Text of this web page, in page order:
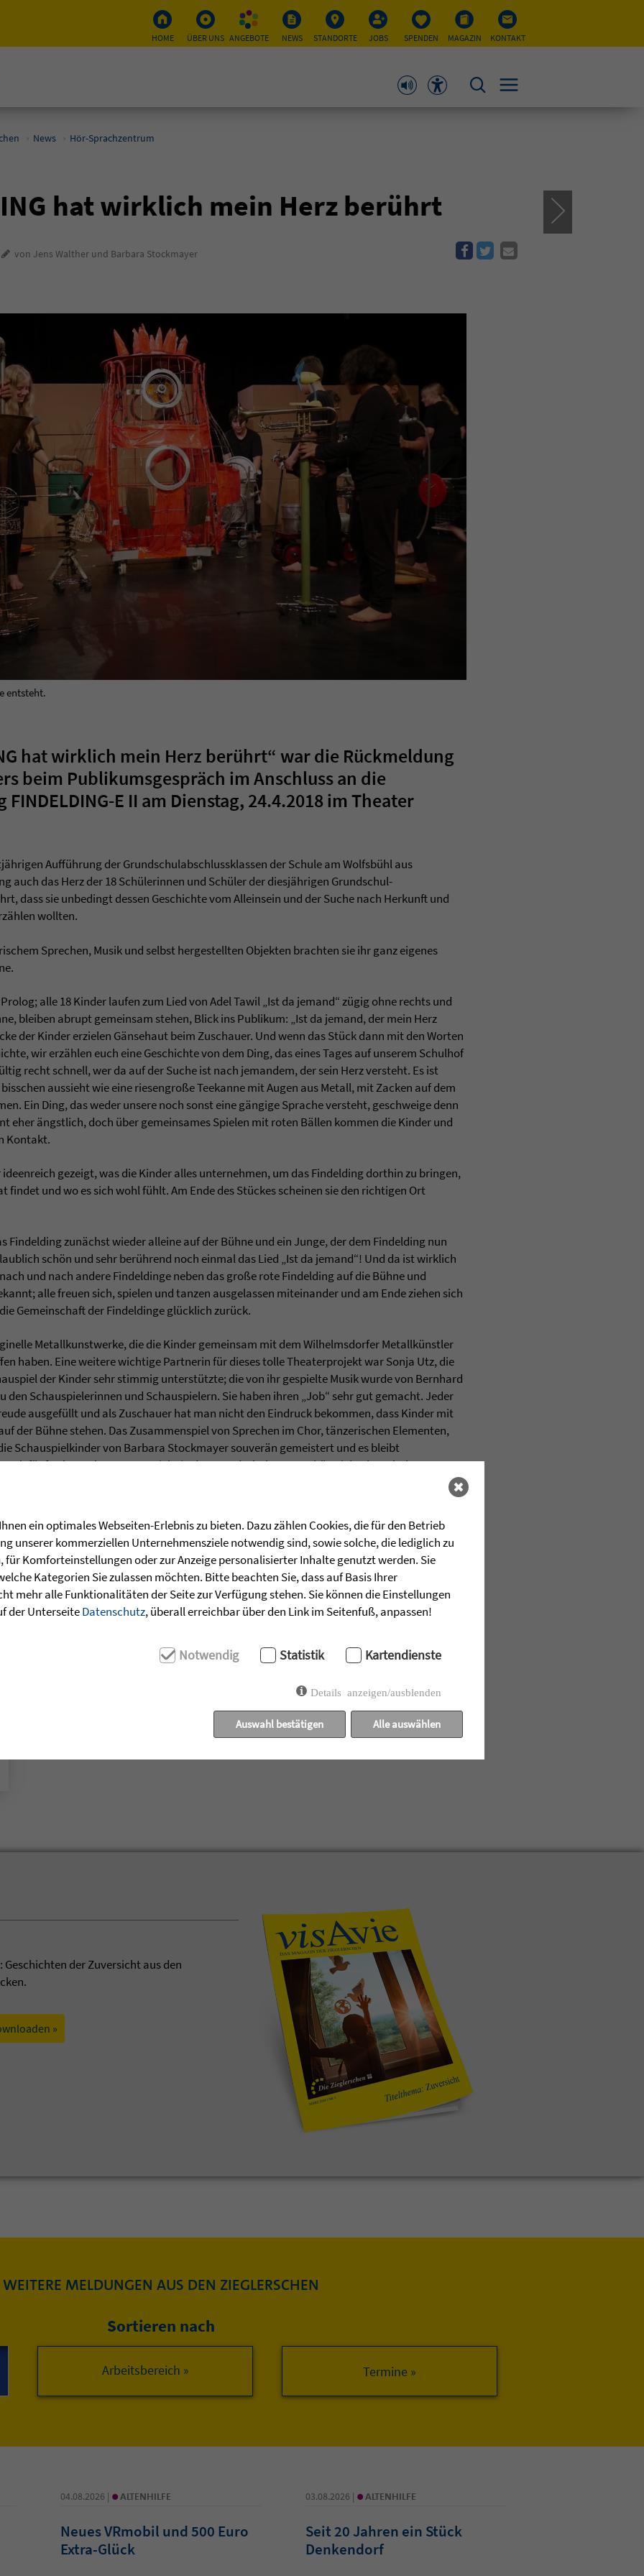
HOME ÜBER UNS ANGEBOTE NEWS STANDORTE JOBS SPENDEN MAGAZIN KONTAKT
News Hör-Sprachzentrum
hat wirklich mein Herz berührt
von Jens Walther und Barbara Stockmayer
entsteht.
hat wirklich mein Herz berührt“ war die Rückmeldung
beim Publikumsgespräch im Anschluss an die
E II am Dienstag, 24.4.2018 im Theater
Aufführung der Grundschulabschlussklassen der Schule am Wolfsbühl aus
auch das Herz der 18 Schülerinnen und Schüler der diesjährigen Grundschul-
dass sie unbedingt dessen Geschichte vom Alleinsein und der Suche nach Herkunft und
wollten.
Sprechen, Musik und selbst hergestellten Objekten brachten sie ihr ganz eigenes
alle 18 Kinder laufen zum Lied von Adel Tawil „Ist da jemand“ zügig ohne rechts und
bleiben abrupt gemeinsam stehen, Blick ins Publikum: „Ist da jemand, der mein Herz
der Kinder erzielen Gänsehaut beim Zuschauer. Und wenn das Stück dann mit den Worten
wir erzählen euch eine Geschichte von dem Ding, das eines Tages auf unserem Schulhof
recht schnell, wer da auf der Suche ist nach jemandem, der sein Herz versteht. Es ist
aussieht wie eine riesengroße Teekanne mit Augen aus Metall, mit Zacken auf dem
Ein Ding, das weder unsere noch sonst eine gängige Sprache versteht, geschweige denn
eher ängstlich, doch über gemeinsames Spielen mit roten Bällen kommen die Kinder und
Kontakt.
gezeigt, was die Kinder alles unternehmen, um das Findelding dorthin zu bringen,
findet und wo es sich wohl fühlt. Am Ende des Stückes scheinen sie den richtigen Ort
Findelding zunächst wieder alleine auf der Bühne und ein Junge, der dem Findelding nun
schön und sehr berührend noch einmal das Lied „Ist da jemand“! Und da ist wirklich
und nach andere Findeldinge neben das große rote Findelding auf die Bühne und
alle freuen sich, spielen und tanzen ausgelassen miteinander und am Ende ziehen sich
Gemeinschaft der Findeldinge glücklich zurück.
Metallkunstwerke, die die Kinder gemeinsam mit dem Wilhelmsdorfer Metallkünstler
haben. Eine weitere wichtige Partnerin für dieses tolle Theaterprojekt war Sonja Utz, die
der Kinder sehr stimmig unterstützte; die von ihr gespielte Musik wurde von Bernhard
den Schauspielerinnen und Schauspielern. Sie haben ihren „Job“ sehr gut gemacht. Jeder
ausgefüllt und als Zuschauer hat man nicht den Eindruck bekommen, dass Kinder mit
der Bühne stehen. Das Zusammenspiel von Sprechen im Chor, tänzerischen Elementen,
Schauspielkinder von Barbara Stockmayer souverän gemeistert und es bleibt
fünf Jahren Theaterunterricht in der Grundschule ganz schön viel gelernt haben!
umfangreiches Theaterprojekt ohne finanzielle Unterstützung von außen nicht zu
folgenden Förderern: Bildungsstiftung der Kreissparkasse Ravensburg und die Johannes
der Zuversicht aus den
»
WEITERE MELDUNGEN AUS DEN ZIEGLERSCHEN
Sortieren nach
Arbeitsbereich »
04.08.2026 | • ALTENHILFE
Neues VRmobil und 500 Euro
Extra-Glück
03.08.2026 | • ALTENHILFE
Seit 20 Jahren ein Stück
Denkendorf
ein optimales Webseiten-Erlebnis zu bieten. Dazu zählen Cookies, die für den Betrieb
unserer kommerziellen Unternehmensziele notwendig sind, sowie solche, die lediglich zu
Komforteinstellungen oder zur Anzeige personalisierter Inhalte genutzt werden. Sie
Kategorien Sie zulassen möchten. Bitte beachten Sie, dass auf Basis Ihrer
mehr alle Funktionalitäten der Seite zur Verfügung stehen. Sie können die Einstellungen
der UnterseiteDatenschutz, überall erreichbar über den Link im Seitenfuß, anpassen!
Notwendig Statistik Kartendienste
Details anzeigen/ausblenden
Auswahl bestätigen Alle auswählen